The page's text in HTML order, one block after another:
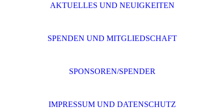
AKTUELLES UND NEUIGKEITEN
SPENDEN UND MITGLIEDSCHAFT
SPONSOREN/SPENDER
IMPRESSUM UND DATENSCHUTZ